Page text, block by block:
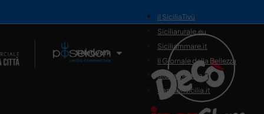
Il Network
il SiciliaTivù
Siciliarurale.eu
Siciliammare.it
Il Giornale della Bellezza
Siciliamedica.it
Sanitainsicilia.it